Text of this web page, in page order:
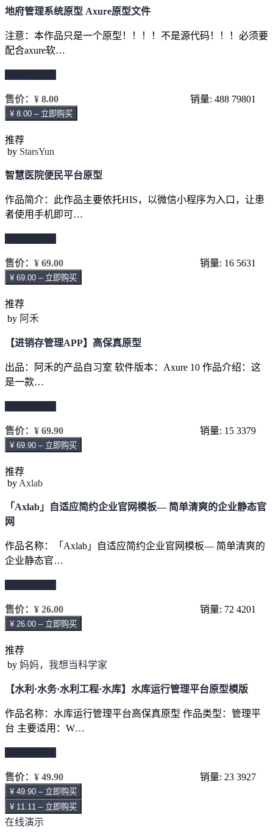
地府管理系统原型 Axure原型文件
注意：本作品只是一个原型！！！！不是源代码！！！必须要
配合axure软…
售价： ¥ 8.00 销量: 488 79801
¥ 8.00 – 立即购买
推荐
by StarsYun
智慧医院便民平台原型
作品简介：此作品主要依托HIS，以微信小程序为入口，让患
者使用手机即可…
售价： ¥ 69.00 销量: 16 5631
¥ 69.00 – 立即购买
推荐
by 阿禾
【进销存管理APP】高保真原型
出品：阿禾的产品自习室 软件版本：Axure 10 作品介绍：这
是一款…
售价： ¥ 69.90 销量: 15 3379
¥ 69.90 – 立即购买
推荐
by Axlab
「Axlab」自适应简约企业官网模板— 简单清爽的企业静态官
网
作品名称：「Axlab」自适应简约企业官网模板— 简单清爽的
企业静态官…
售价： ¥ 26.00 销量: 72 4201
¥ 26.00 – 立即购买
推荐
by 妈妈，我想当科学家
【水利·水务·水利工程·水库】水库运行管理平台原型模版
作品名称：水库运行管理平台高保真原型 作品类型：管理平
台 主要适用：W…
售价： ¥ 49.90 销量: 23 3927
¥ 49.90 – 立即购买
¥ 11.11 – 立即购买
在线演示